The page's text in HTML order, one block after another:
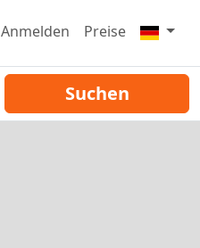
Anmelden Preise
Suchen